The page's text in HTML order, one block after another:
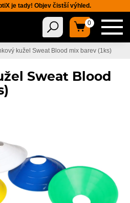
je tady! Objev čistší výhled.
0
kužel Sweat Blood mix barev (1ks)
Sweat Blood